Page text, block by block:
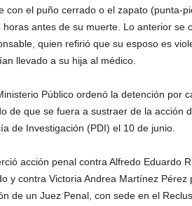
con el puño cerrado o el zapato (punta-
antes de su muerte. Lo anterior se
quien refirió que su esposo es
llevado a su hija al médico.
Público ordenó la detención por
de que se fuera a sustraer de la acción
de Investigación (PDI) el 10 de junio.
acción penal contra Alfredo Eduardo
y contra Victoria Andrea Martínez Pérez
de un Juez Penal, con sede en el